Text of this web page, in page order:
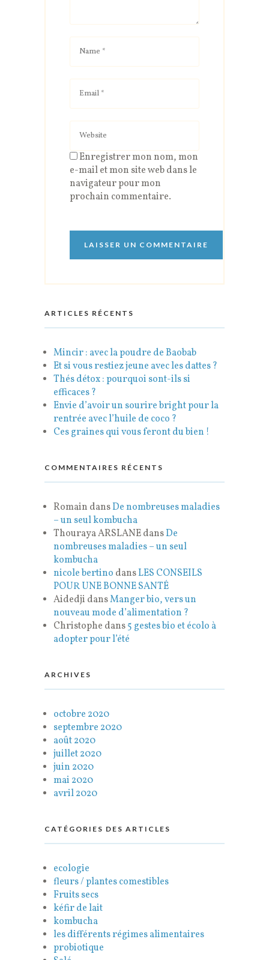
Enregistrer mon nom, mon
e-mail et mon site web dans le
navigateur pour mon
prochain commentaire.
ARTICLES RÉCENTS
Mincir : avec la poudre de Baobab
Et si vous restiez jeune avec les dattes ?
Thés détox : pourquoi sont-ils si
efficaces ?
Envie d’avoir un sourire bright pour la
rentrée avec l’huile de coco ?
Ces graines qui vous feront du bien !
COMMENTAIRES RÉCENTS
Romain dansDe nombreuses maladies
– un seul kombucha
Thouraya ARSLANEdansDe
nombreuses maladies – un seul
kombucha
nicole bertino dansLES CONSEILS
POUR UNE BONNE SANTÉ
Aidedji dansManger bio, vers un
nouveau mode d’alimentation ?
Christophe dans5 gestes bio et écolo à
adopter pour l’été
ARCHIVES
octobre 2020
septembre 2020
août 2020
juillet 2020
juin 2020
mai 2020
avril 2020
CATÉGORIES DES ARTICLES
ecologie
fleurs / plantes comestibles
Fruits secs
kéfir de lait
kombucha
les différents régimes alimentaires
probiotique